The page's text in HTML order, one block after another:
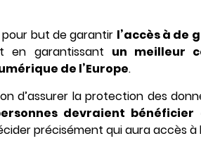
pour but de garantir l’accès à de
en garantissant un meilleur
de l’Europe.
d’assurer la protection des
devraient
précisément qui aura accès à